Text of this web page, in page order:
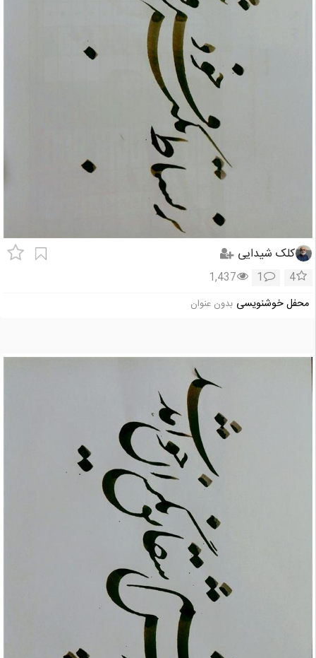
کلک شیدایی
4
1
1,437
محفل خوشنویسی بدون عنوان